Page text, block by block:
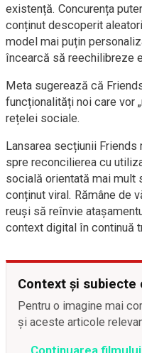
existență. Concurența
conținut descoperit
model mai puțin
încearcă să reechilibreze
Meta sugerează că
funcționalități noi care vor
rețelei sociale.
Lansarea secțiunii
spre reconcilierea cu
socială orientată mai mult
conținut viral. Rămâne de
reuși să reînvie
context digital în continuă
Context și subiecte
Pentru o imagine mai
și aceste articole
Continuarea